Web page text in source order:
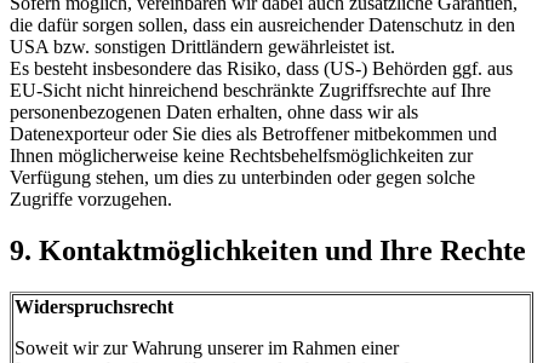
die dafür sorgen sollen, dass ein ausreichender Datenschutz in den
USA bzw. sonstigen Drittländern gewährleistet ist.
Es besteht insbesondere das Risiko, dass (US-) Behörden ggf. aus
EU-Sicht nicht hinreichend beschränkte Zugriffsrechte auf Ihre
personenbezogenen Daten erhalten, ohne dass wir als
Datenexporteur oder Sie dies als Betroffener mitbekommen und
Ihnen möglicherweise keine Rechtsbehelfsmöglichkeiten zur
Verfügung stehen, um dies zu unterbinden oder gegen solche
Zugriffe vorzugehen.
9. Kontaktmöglichkeiten und Ihre Rechte
Widerspruchsrecht
Soweit wir zur Wahrung unserer im Rahmen einer